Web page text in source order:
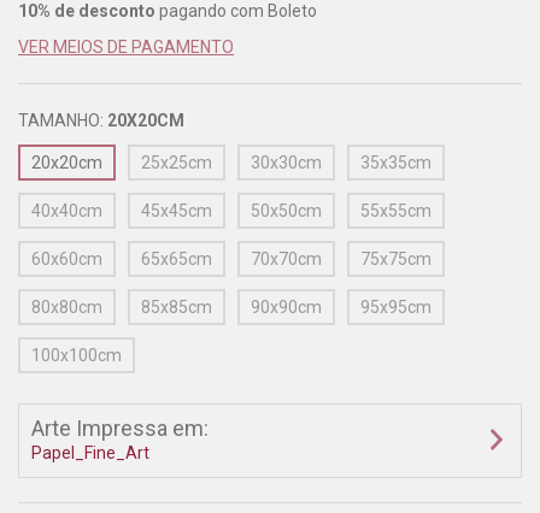
10% de desconto pagando com Boleto
VER MEIOS DE PAGAMENTO
TAMANHO: 20X20CM
20x20cm 25x25cm 30x30cm 35x35cm
40x40cm 45x45cm 50x50cm 55x55cm
60x60cm 65x65cm 70x70cm 75x75cm
80x80cm 85x85cm 90x90cm 95x95cm
100x100cm
Arte Impressa em:
Papel_Fine_Art